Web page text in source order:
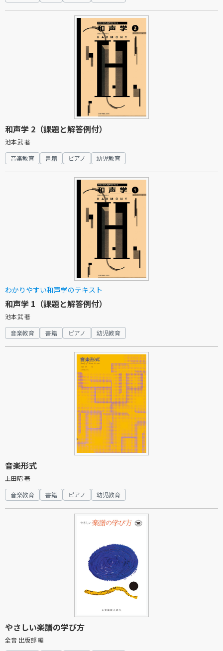
和声学 2（課題と解答例付）
池本武 著
音楽教育
書籍 ピアノ 幼児教育
わかりやすい和声学のテキスト
和声学 1（課題と解答例付）
池本武 著
音楽教育
書籍 ピアノ 幼児教育
音楽形式
上田昭 著
音楽教育
書籍 ピアノ 幼児教育
やさしい楽譜の学び方
全音 出版部 編